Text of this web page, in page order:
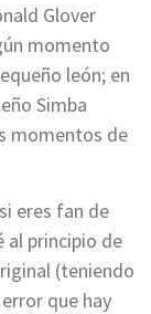
Glover
momento
león; en
Simba
momentos de
eres fan de
al principio de
(teniendo
que hay